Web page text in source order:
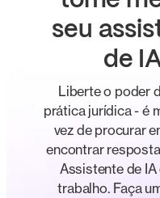
seu
de
Liberte o poder
prática jurídica - é
vez de procurar
encontrar
Assistente de
trabalho. Faça